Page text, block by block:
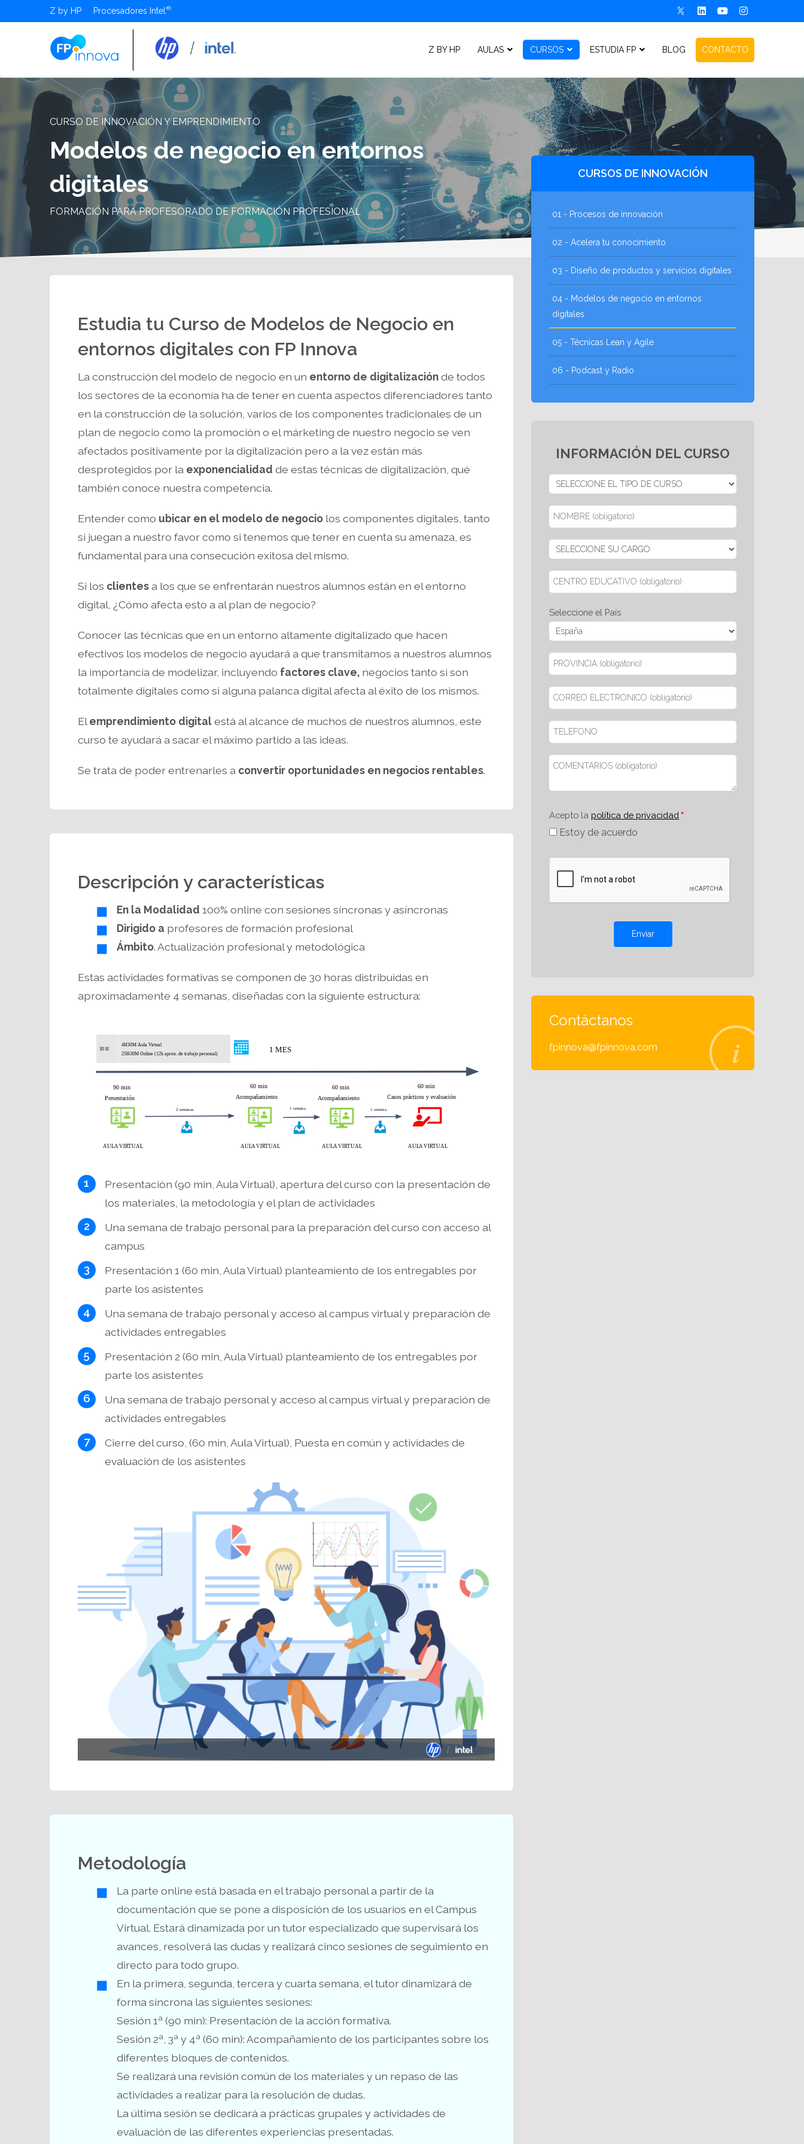
Z by HP Procesadores Intel
Z BY HP AULAS CURSOS ESTUDIA FP BLOG CONTACTO
CURSO DE INNOVACIÓN Y EMPRENDIMIENTO
Modelos de negocio en entornos
digitales
FORMACIÓN PARA PROFESORADO DE FORMACIÓN PROFESIONAL
Estudia tu Curso de Modelos de Negocio en
entornos digitales con FP Innova
La construcción del modelo de negocio en un entorno de digitalizaciónde todos
los sectores de la economía ha de tener en cuenta aspectos diferenciadores tanto
en la construcción de la solución, varios de los componentes tradicionales de un
plan de negocio como la promoción o el márketing de nuestro negocio se ven
afectados positivamente por la digitalización pero a la vez están más
desprotegidos por la exponencialidad de estas técnicas de digitalización, qué
también conoce nuestra competencia.
Entender como ubicar en el modelo de negociolos componentes digitales, tanto
si juegan a nuestro favor como si tenemos que tener en cuenta su amenaza, es
fundamental para una consecución exitosa del mismo.
Si los clientesa los que se enfrentarán nuestros alumnos están en el entorno
digital, ¿Cómo afecta esto a al plan de negocio?
Conocer las técnicas que en un entorno altamente digitalizado que hacen
efectivos los modelos de negocio ayudará a que transmitamos a nuestros alumnos
la importancia de modelizar, incluyendo factores clave,negocios tanto si son
totalmente digitales como si alguna palanca digital afecta al éxito de los mismos.
El emprendimiento digitalestá al alcance de muchos de nuestros alumnos, este
curso te ayudará a sacar el máximo partido a las ideas.
Se trata de poder entrenarles a convertir oportunidades en negocios rentables.
Descripción y características
En la Modalidad 100% online con sesiones síncronas y asíncronas
Dirigido a profesores de formación profesional
Ámbito. Actualización profesional y metodológica
Estas actividades formativas se componen de 30 horas distribuidas en
aproximadamente 4 semanas, diseñadas con la siguiente estructura:
Presentación (90 min, Aula Virtual), apertura del curso con la presentación de
los materiales, la metodología y el plan de actividades
Una semana de trabajo personal para la preparación del curso con acceso al
campus
Presentación 1 (60 min, Aula Virtual) planteamiento de los entregables por
parte los asistentes
Una semana de trabajo personal y acceso al campus virtual y preparación de
actividades entregables
Presentación 2 (60 min, Aula Virtual) planteamiento de los entregables por
parte los asistentes
Una semana de trabajo personal y acceso al campus virtual y preparación de
actividades entregables
Cierre del curso, (60 min, Aula Virtual), Puesta en común y actividades de
evaluación de los asistentes
Metodología
La parte online está basada en el trabajo personal a partir de la
documentación que se pone a disposición de los usuarios en el Campus
Virtual. Estará dinamizada por un tutor especializado que supervisará los
avances, resolverá las dudas y realizará cinco sesiones de seguimiento en
directo para todo grupo.
En la primera, segunda, tercera y cuarta semana, el tutor dinamizará de
forma síncrona las siguientes sesiones:
Sesión 1ª (90 min): Presentación de la acción formativa.
Sesión 2ª, 3ª y 4ª (60 min): Acompañamiento de los participantes sobre los
diferentes bloques de contenidos.
Se realizará una revisión común de los materiales y un repaso de las
actividades a realizar para la resolución de dudas.
La última sesión se dedicará a prácticas grupales y actividades de
evaluación de las diferentes experiencias presentadas.
CURSOS DE INNOVACIÓN
01 - Procesos de innovación
02 - Acelera tu conocimiento
03 - Diseño de productos y servícios digitales
04 - Modelos de negocio en entornos
digitales
05 - Técnicas Lean y Agile
06 - Podcast y Radio
INFORMACIÓN DEL CURSO
Seleccione el País
Acepto la política de privacidad
Estoy de acuerdo
Enviar
Contáctanos
fpinnova@fpinnova.com